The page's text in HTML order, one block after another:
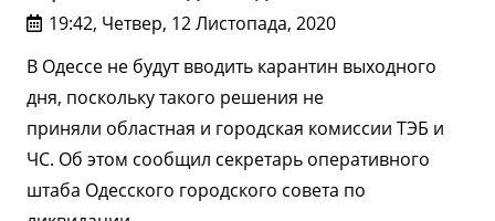
19:42, Четвер, 12 Листопада, 2020
В Одессе не будут вводить карантин выходного
дня, поскольку такого решения не
приняли областная и городская комиссии ТЭБ и
ЧС. Об этом сообщил секретарь оперативного
штаба Одесского городского совета по